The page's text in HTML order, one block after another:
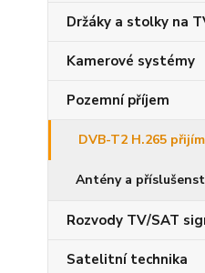
Držáky a stolky na
Kamerové systémy
Pozemní příjem
DVB-T2 H.265
Antény a
Rozvody TV/SAT
Satelitní technika